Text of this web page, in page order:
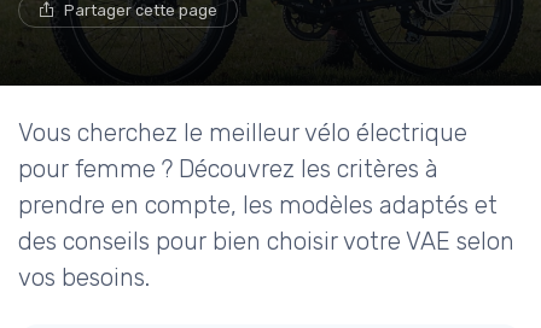
Partager cette page
Vous cherchez le meilleur vélo électrique
pour femme ? Découvrez les critères à
prendre en compte, les modèles adaptés et
des conseils pour bien choisir votre VAE selon
vos besoins.